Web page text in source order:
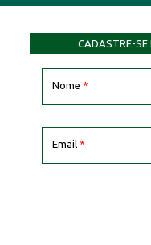
CADASTRE-SE
Nome *
Email *